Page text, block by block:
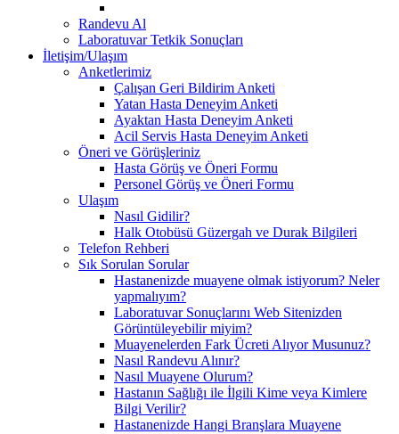
Randevu Al
Laboratuvar Tetkik Sonuçları
İletişim/Ulaşım
Anketlerimiz
Çalışan Geri Bildirim Anketi
Yatan Hasta Deneyim Anketi
Ayaktan Hasta Deneyim Anketi
Acil Servis Hasta Deneyim Anketi
Öneri ve Görüşleriniz
Hasta Görüş ve Öneri Formu
Personel Görüş ve Öneri Formu
Ulaşım
Nasıl Gidilir?
Halk Otobüsü Güzergah ve Durak Bilgileri
Telefon Rehberi
Sık Sorulan Sorular
Hastanenizde muayene olmak istiyorum? Neler
yapmalıyım?
Laboratuvar Sonuçlarını Web Sitenizden
Görüntüleyebilir miyim?
Muayenelerden Fark Ücreti Alıyor Musunuz?
Nasıl Randevu Alınır?
Nasıl Muayene Olurum?
Hastanın Sağlığı ile İlgili Kime veya Kimlere
Bilgi Verilir?
Hastanenizde Hangi Branşlara Muayene